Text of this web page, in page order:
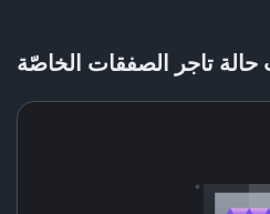
تاجر الصفقات الخاصّة